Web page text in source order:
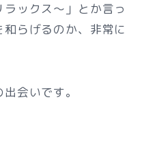
ックス～」とか言っ
らげるのか、非常に
会いです。